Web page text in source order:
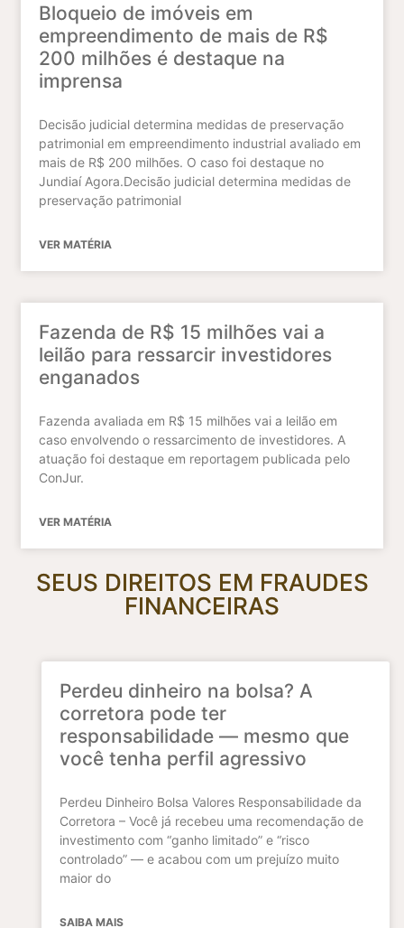
Bloqueio de imóveis em
empreendimento de mais de R$
200 milhões é destaque na
imprensa
Decisão judicial determina medidas de preservação
patrimonial em empreendimento industrial avaliado em
mais de R$ 200 milhões. O caso foi destaque no
Jundiaí Agora.Decisão judicial determina medidas de
preservação patrimonial
VER MATÉRIA
Fazenda de R$ 15 milhões vai a
leilão para ressarcir investidores
enganados
Fazenda avaliada em R$ 15 milhões vai a leilão em
caso envolvendo o ressarcimento de investidores. A
atuação foi destaque em reportagem publicada pelo
ConJur.
VER MATÉRIA
SEUS DIREITOS EM FRAUDES
FINANCEIRAS
Perdeu dinheiro na bolsa? A
corretora pode ter
responsabilidade — mesmo que
você tenha perfil agressivo
Perdeu Dinheiro Bolsa Valores Responsabilidade da
Corretora – Você já recebeu uma recomendação de
investimento com “ganho limitado” e “risco
controlado” — e acabou com um prejuízo muito
maior do
SAIBA MAIS